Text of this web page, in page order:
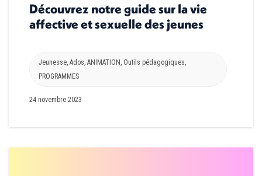
Découvrez notre guide sur la vie
affective et sexuelle des jeunes
Jeunesse, Ados, ANIMATION , Outils pédagogiques,
PROGRAMMES
24 novembre 2023